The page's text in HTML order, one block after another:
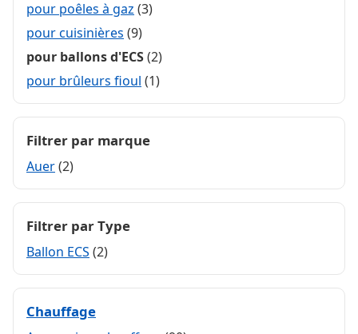
pour poêles à gaz (3)
pour cuisinières (9)
pour ballons d'ECS(2)
pour brûleurs fioul (1)
Filtrer par marque
Auer(2)
Filtrer par Type
Ballon ECS (2)
Chauffage